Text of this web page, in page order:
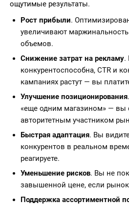
ощутимые результаты.
Рост прибыли.
увеличивают
объемов.
Снижение затрат на рекламу.
конкурентоспособна, CTR и
кампаниях растут — вы
Улучшение позиционирования
«еще одним магазином» — вы
авторитетным участником
Быстрая адаптация. Вы
конкурентов в реальном
реагируете.
Уменьшение рисков. Вы не
завышенной цене, если рынок
Поддержка ассортиментной